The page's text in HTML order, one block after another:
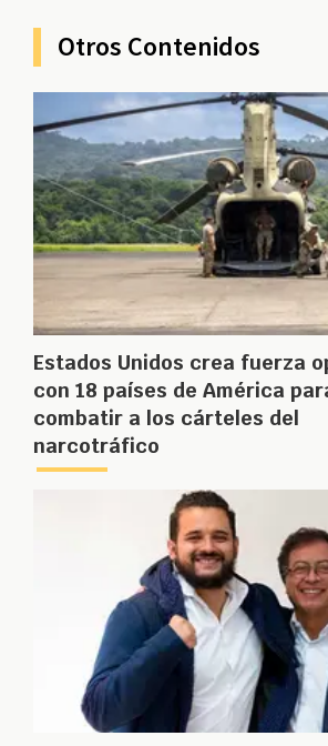
Otros Contenidos
Estados Unidos crea fuerza
con 18 países de América
combatir a los cárteles del
narcotráfico